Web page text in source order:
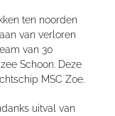
ten noorden
van verloren
van 30
Schoon. Deze
MSC Zoe.
uitval van